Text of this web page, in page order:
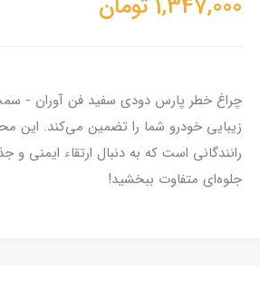
1,347,000 تومان
چراغ خطر پارس دودی سفید فن آوران -
زیبایی خودرو شما را تضمین می‌کند. این
رانندگانی است که به دنبال ارتقاء
جلوه‌ای متفاوت ببخشید!